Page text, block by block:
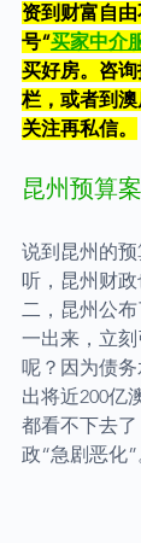
资到财富自
号“买家中介
买好房。咨
栏，或者到
关注再私信。
昆州预算
说到昆州的
听，昆州财
二，昆州公
一出来，立
呢？因为债
出将近200亿
都看不下去
政“急剧恶化”